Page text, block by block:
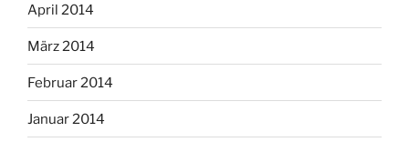
April 2014
März 2014
Februar 2014
Januar 2014